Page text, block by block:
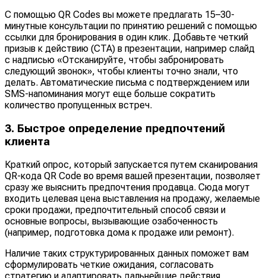
С помощью QR Codes вы можете предлагать 15–30-
минутные консультации по принятию решений с помощью
ссылки для бронирования в один клик. Добавьте четкий
призыв к действию (CTA) в презентации, например слайд
с надписью «Отсканируйте, чтобы забронировать
следующий звонок», чтобы клиенты точно знали, что
делать. Автоматические письма с подтверждением или
SMS-напоминания могут еще больше сократить
количество пропущенных встреч.
3. Быстрое определение предпочтений
клиента
Краткий опрос, который запускается путем сканирования
QR-кода QR Code во время вашей презентации, позволяет
сразу же выяснить предпочтения продавца. Сюда могут
входить целевая цена выставления на продажу, желаемые
сроки продажи, предпочтительный способ связи и
основные вопросы, вызывающие озабоченность
(например, подготовка дома к продаже или ремонт).
Наличие таких структурированных данных поможет вам
сформулировать четкие ожидания, согласовать